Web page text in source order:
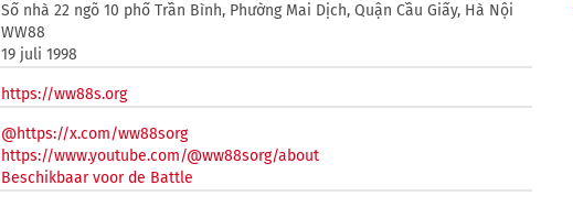
Số nhà 22 ngõ 10 phố Trần Bình, Phường Mai Dịch, Quận Cầu Giấy, Hà Nội
WW88
19 juli 1998
https://ww88s.org
@https://x.com/ww88sorg
https://www.youtube.com/@ww88sorg/about
Beschikbaar voor de Battle